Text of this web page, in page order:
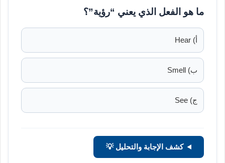
ما هو الفعل الذي يعني “رؤية”؟
أ) Hear
ب) Smell
ج) See
كشف الإجابة والتحليل 💡